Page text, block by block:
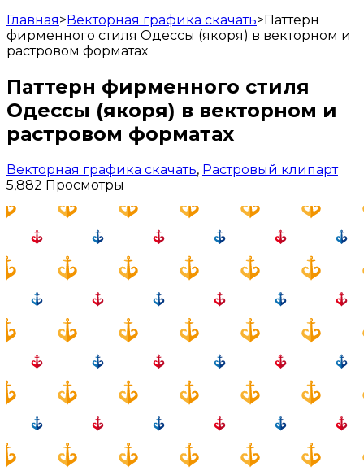
Главная>Векторная графика скачать>Паттерн
фирменного стиля Одессы (якоря) в векторном и
растровом форматах
Паттерн фирменного стиля
Одессы (якоря) в векторном и
растровом форматах
Векторная графика скачать, Растровый клипарт
5,882 Просмотры